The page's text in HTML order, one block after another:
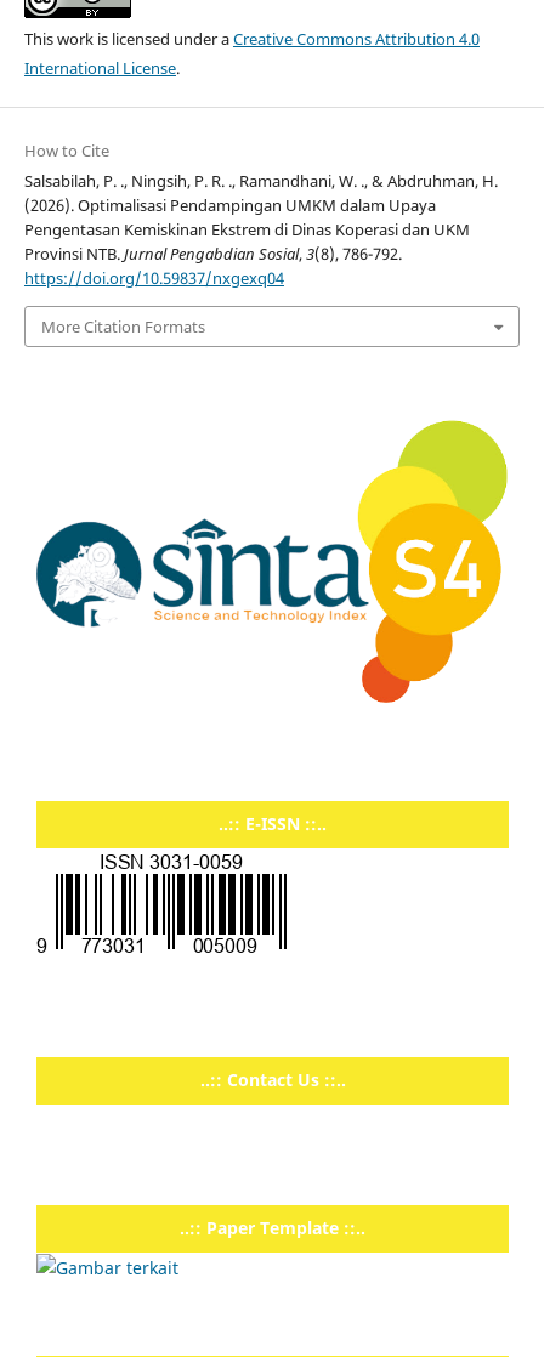
This work is licensed under aCreative Commons Attribution 4.0
International License.
How to Cite
Salsabilah, P. ., Ningsih, P. R. ., Ramandhani, W. ., & Abdruhman, H.
(2026). Optimalisasi Pendampingan UMKM dalam Upaya
Pengentasan Kemiskinan Ekstrem di Dinas Koperasi dan UKM
Provinsi NTB.Jurnal Pengabdian Sosial,3(8), 786-792.
https://doi.org/10.59837/nxgexq04
More Citation Formats
..:: E-ISSN ::..
..:: Contact Us ::..
..:: Paper Template ::..